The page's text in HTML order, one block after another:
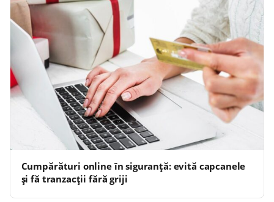
Cumpărături online în siguranță: evită capcanele
și fă tranzacții fără griji